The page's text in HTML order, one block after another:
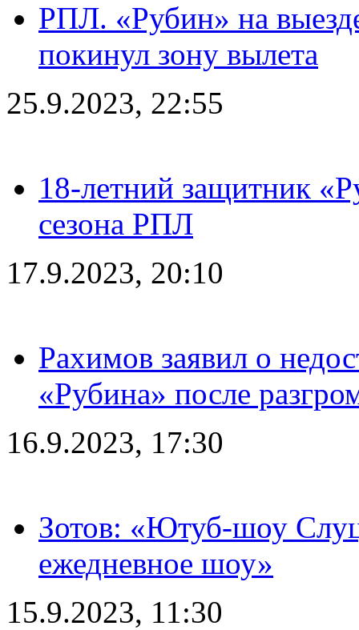
РПЛ. «Рубин» на
покинул зону вылета
25.9.2023, 22:55
18-летний защитник
сезона РПЛ
17.9.2023, 20:10
Рахимов заявил о
«Рубина» после
16.9.2023, 17:30
Зотов: «Ютуб-шоу
ежедневное шоу»
15.9.2023, 11:30